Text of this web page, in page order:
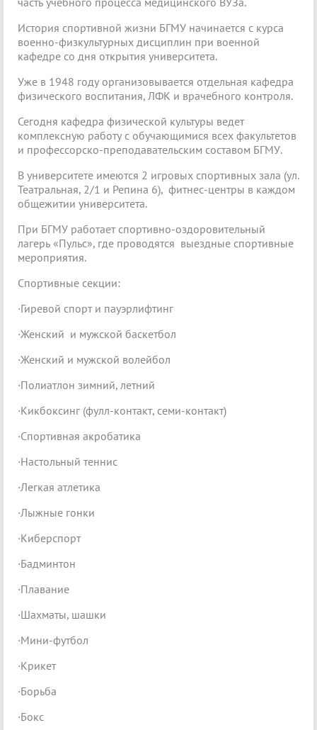
История спортивной жизни БГМУ начинается с курса
военно-физкультурных дисциплин при военной
кафедре со дня открытия университета.
Уже в 1948 году организовывается отдельная кафедра
физического воспитания, ЛФК и врачебного контроля.
Сегодня кафедра физической культуры ведет
комплексную работу с обучающимися всех факультетов
и профессорско-преподавательским составом БГМУ.
В университете имеются 2 игровых спортивных зала (ул.
Театральная, 2/1 и Репина 6), фитнес-центры в каждом
общежитии университета.
При БГМУ работает спортивно-оздоровительный
лагерь «Пульс», где проводятся выездные спортивные
мероприятия.
Спортивные секции:
·Гиревой спорт и пауэрлифтинг
·Женский и мужской баскетбол
·Женский и мужской волейбол
·Полиатлон зимний, летний
·Кикбоксинг (фулл-контакт, семи-контакт)
·Спортивная акробатика
·Настольный теннис
·Легкая атлетика
·Лыжные гонки
·Киберспорт
·Бадминтон
·Плавание
·Шахматы, шашки
·Мини-футбол
·Крикет
·Борьба
·Бокс